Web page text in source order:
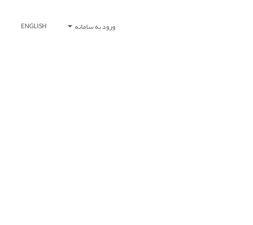
ورود به سامانه ENGLISH